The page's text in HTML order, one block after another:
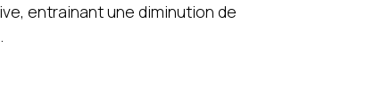
entrainant une diminution de